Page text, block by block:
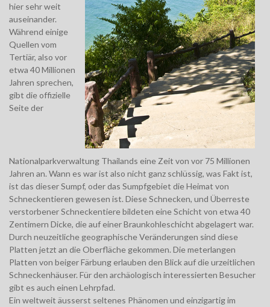
hier sehr weit
auseinander.
Während einige
Quellen vom
Tertiär, also vor
etwa 40 Millionen
Jahren sprechen,
gibt die offizielle
Seite der
Nationalparkverwaltung Thailands eine Zeit von vor 75 Millionen
Jahren an. Wann es war ist also nicht ganz schlüssig, was Fakt ist,
ist das dieser Sumpf, oder das Sumpfgebiet die Heimat von
Schneckentieren gewesen ist. Diese Schnecken, und Überreste
verstorbener Schneckentiere bildeten eine Schicht von etwa 40
Zentimern Dicke, die auf einer Braunkohleschicht abgelagert war.
Durch neuzeitliche geographische Veränderungen sind diese
Platten jetzt an die Oberfläche gekommen. Die meterlangen
Platten von beiger Färbung erlauben den Blick auf die urzeitlichen
Schneckenhäuser. Für den archäologisch interessierten Besucher
gibt es auch einen Lehrpfad.
Ein weltweit äusserst seltenes Phänomen und einzigartig im